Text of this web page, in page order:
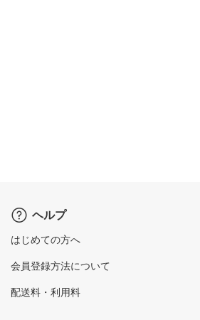
ヘルプ
はじめての方へ
会員登録方法について
配送料・利用料